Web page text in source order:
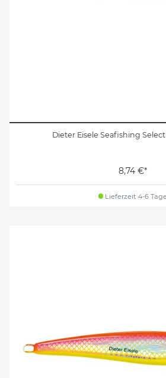
Dieter Eisele Seafishing
8,74 €*
Lieferzeit 4-6